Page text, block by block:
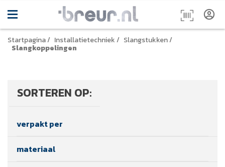
Startpagina/ Installatietechniek/ Slangstukken/
Slangkoppelingen
SORTEREN OP:
verpakt per
materiaal